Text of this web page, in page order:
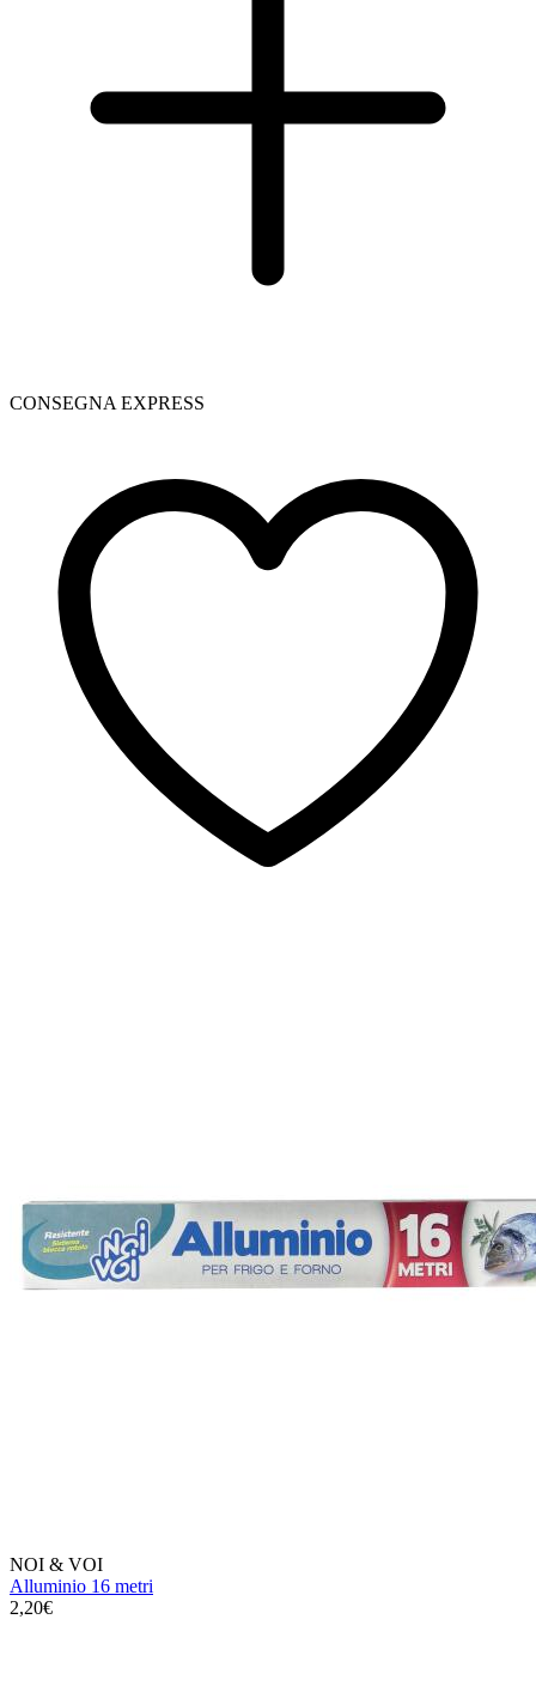
CONSEGNA EXPRESS
NOI & VOI
Alluminio 16 metri
2,20€